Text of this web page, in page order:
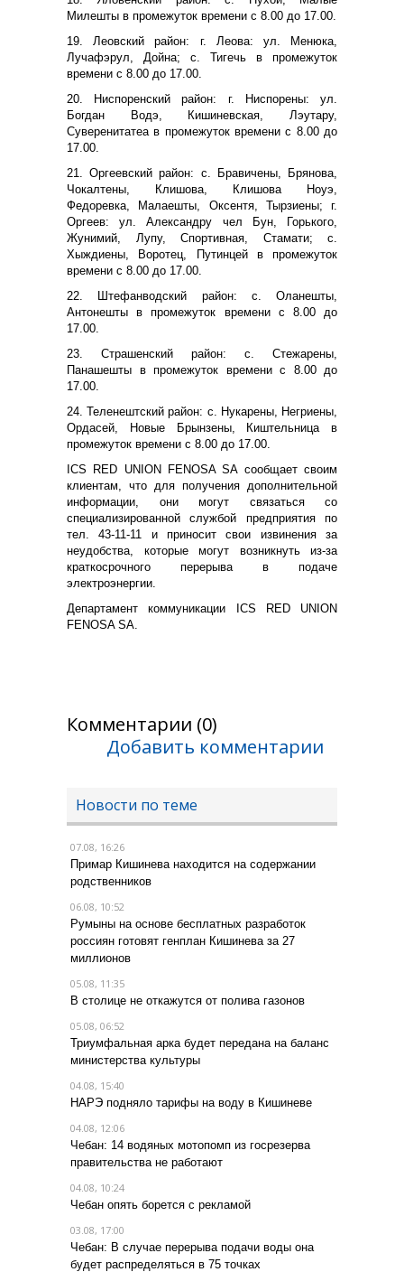
Милешты в промежуток времени с 8.00 до 17.00.
19. Леовский район: г. Леова: ул. Менюка,
Лучафэрул, Дойна; с. Тигечь в промежуток
времени с 8.00 до 17.00.
20. Ниспоренский район: г. Ниспорены: ул.
Богдан Водэ, Кишиневская, Лэутару,
Суверенитатеа в промежуток времени с 8.00 до
17.00.
21. Оргеевский район: с. Бравичены, Брянова,
Чокалтены, Клишова, Клишова Ноуэ,
Федоревка, Малаешты, Оксентя, Тырзиены; г.
Оргеев: ул. Александру чел Бун, Горького,
Жунимий, Лупу, Спортивная, Стамати; с.
Хыждиены, Воротец, Путинцей в промежуток
времени с 8.00 до 17.00.
22. Штефанводский район: с. Оланешты,
Антонешты в промежуток времени с 8.00 до
17.00.
23. Страшенский район: с. Стежарены,
Панашешты в промежуток времени с 8.00 до
17.00.
24. Теленештский район: с. Нукарены, Негриены,
Ордасей, Новые Брынзены, Киштельница в
промежуток времени с 8.00 до 17.00.
ICS RED UNION FENOSA SA сообщает своим
клиентам, что для получения дополнительной
информации, они могут связаться со
специализированной службой предприятия по
тел. 43-11-11 и приносит свои извинения за
неудобства, которые могут возникнуть из-за
краткосрочного перерыва в подаче
электроэнергии.
Департамент коммуникации ICS RED UNION
FENOSA SA.
Комментарии (0)
Добавить комментарии
Новости по теме
07.08, 16:26
Примар Кишинева находится на содержании
родственников
06.08, 10:52
Румыны на основе бесплатных разработок
россиян готовят генплан Кишинева за 27
миллионов
05.08, 11:35
В столице не откажутся от полива газонов
05.08, 06:52
Триумфальная арка будет передана на баланс
министерства культуры
04.08, 15:40
НАРЭ подняло тарифы на воду в Кишиневе
04.08, 12:06
Чебан: 14 водяных мотопомп из госрезерва
правительства не работают
04.08, 10:24
Чебан опять борется с рекламой
03.08, 17:00
Чебан: В случае перерыва подачи воды она
будет распределяться в 75 точках